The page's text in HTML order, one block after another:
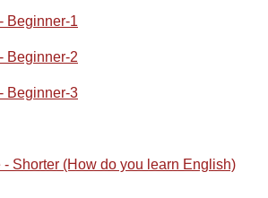
Beginner-1
Beginner-2
Beginner-3
- Shorter (How do you learn English)